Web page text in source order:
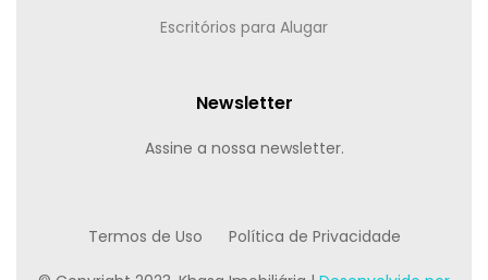
Escritórios para Alugar
Newsletter
Assine a nossa newsletter.
Termos de Uso Política de Privacidade